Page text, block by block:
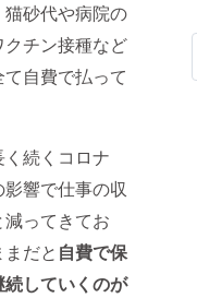
砂代や病院の
チン接種など
自費で払って
続くコロナ
影響で仕事の収
減ってきてお
だと 自費で保
していくのが